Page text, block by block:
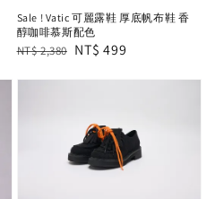
Sale ! Vatic 可麗露鞋 厚底帆布鞋 香
醇咖啡慕斯配色
Regular
NT$ 2,380 Sale
NT$ 499